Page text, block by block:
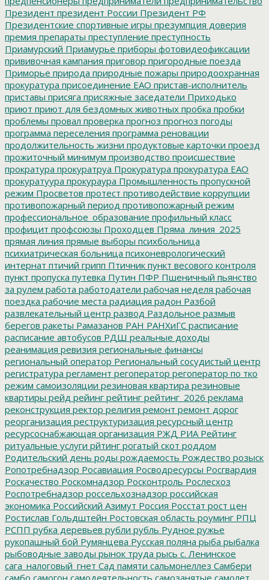
Президент президент России Президент РФ
Президентские спортивные игры презумпция доверия
премия препараты преступление преступность
Приамурский Приамурье приборы фотовидеофиксации
прививочная кампания приговор пригородные поезда
Приморье природа природные пожары природоохранная
прокуратура присоединение ЕАО пристав-исполнитель
приставы присяга присяжные заседатели Приходько
приют приют для бездомных животных пробка пробки
проблемы провал проверка прогноз прогноз погоды
программа переселения программа реновации
продолжительность жизни продуктовые карточки проезд
прожиточный минимум производство происшествие
прократура прокуратруа Прокуратура прокуратура ЕАО
прокуратуура прокураура Промышленность пропускной
режим Просветов протест противодействие коррупции
противопожарный период противопожарный режим
профессиональное_образование профильный класс
профицит профсоюзы Проходцев Пряма_линия_2025
прямая линия прямые выборы психбольница
психиатрическая больница психоневрологический
интернат птичий грипп Птичник пункт весового контроля
пункт пропуска путевка Путин ПФР Пшеничный пьянство
за рулем работа работодатели рабочая неделя рабочая
поездка рабочие места радиация радон Разбой
развлекательный центр развод Раздольное размыв
берегов ракеты Рамазанов РАН РАНХиГС расписание
расписание автобусов РДШ реальные доходы
реанимация ревизия региональные финансы
региональный оператор Региональный сосудистый центр
регистратура регламент регоператор регоператор по тко
режим самоизоляции резиновая квартира резиновые
квартиры рейд рейинг рейтинг рейтинг_2026 реклама
реконструкция ректор религия ремонт ремонт дорог
реорганизация реструктуризация ресурсный центр
ресурсоснабжающая организация РЖД РИА Рейтинг
ритуальные услуги рйтинг рогатый скот роддом
Родительский день роды рождаемость Рождество розыск
Ропотребнадзор Росавиация Росводресурсы Росгвардия
Роскачество Роскомнадзор Росконтроль Рослесхоз
Роспотребнадзор россельхознадзор российская
экономика Российский Азимут Россия Росстат рост цен
Ростислав Гольдштейн Ростовская область роуминг РПЦ
РСПП рубка деревьев рубли рубль Рудное ружье
рукопашный бой Румянцева Русская поляна рыба рыбалка
рыбоводные заводы рынок труда рысь с. Ленинское
сага_налоговый_гнет Сад памяти сальмонеллез Самбери
самбо самогон самодеятельность самозанятые самолет